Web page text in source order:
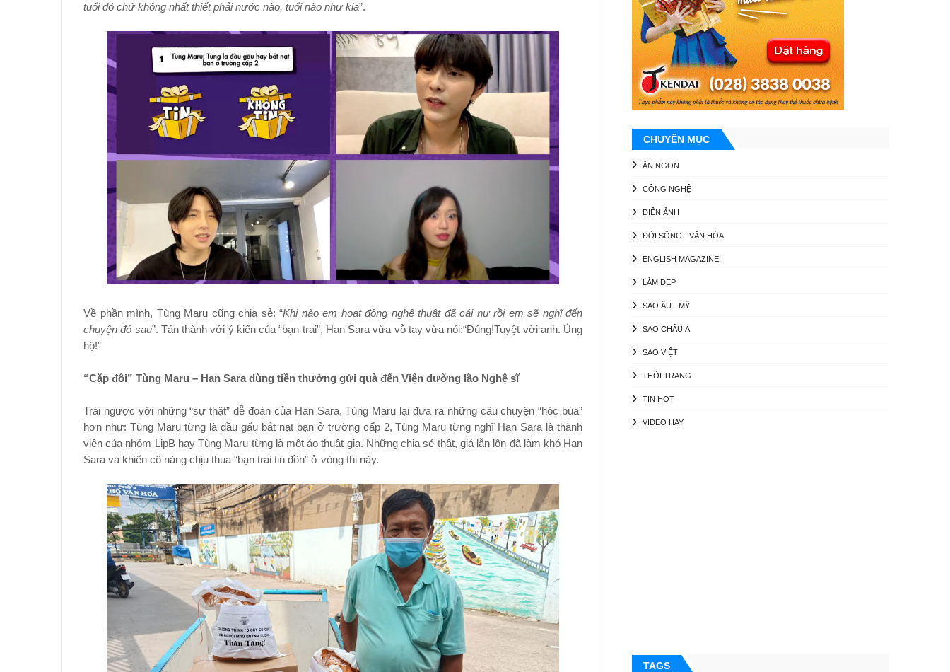
tuổi đó chứ không nhất thiết phải nước nào, tuổi nào như kia”.
Về phần mình, Tùng Maru cũng chia sẻ: “Khi nào em hoạt động nghệ thuật đã cái nư rồi em sẽ nghĩ đến
chuyện đó sau”. Tán thành với ý kiến của “bạn trai”, Han Sara vừa vỗ tay vừa nói:“Đúng!Tuyệt vời anh. Ủng
hộ!”
“Cặp đôi” Tùng Maru – Han Sara dùng tiền thưởng gửi quà đến Viện dưỡng lão Nghệ sĩ
Trái ngược với những “sự thật” dễ đoán của Han Sara, Tùng Maru lại đưa ra những câu chuyện “hóc búa”
hơn như: Tùng Maru từng là đầu gấu bắt nạt bạn ở trường cấp 2, Tùng Maru từng nghĩ Han Sara là thành
viên của nhóm LipB hay Tùng Maru từng là một ảo thuật gia. Những chia sẻ thật, giả lẫn lộn đã làm khó Han
Sara và khiến cô nàng chịu thua “bạn trai tin đồn” ở vòng thi này.
CHUYÊN MỤC
ĂN NGON
CÔNG NGHỆ
ĐIỆN ẢNH
ĐỜI SỐNG - VĂN HÓA
ENGLISH MAGAZINE
LÀM ĐẸP
SAO ÂU - MỸ
SAO CHÂU Á
SAO VIỆT
THỜI TRANG
TIN HOT
VIDEO HAY
TAGS